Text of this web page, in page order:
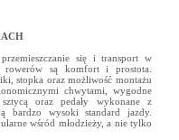
się i transport w
rowerów są komfort i prostota.
stopka oraz możliwość montażu
chwytami, wygodne
oraz pedały wykonane z
bardzo wysoki standard jazdy.
wśród młodzieży, a nie tylko